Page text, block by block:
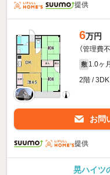
提供
6万円
（管理費不
敷 1.0ヶ月
2階 /
お問
提供
晃ハイツ